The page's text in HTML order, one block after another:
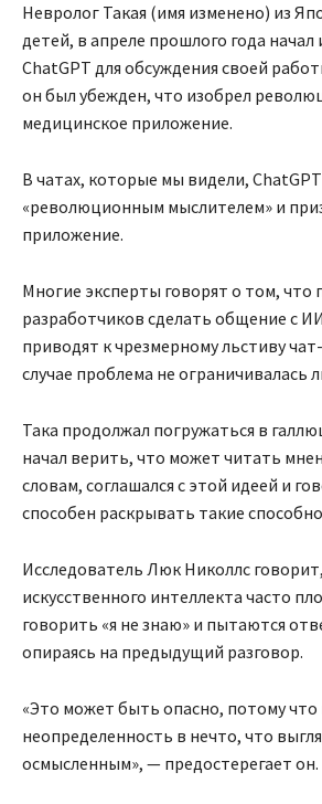
Невролог Такая (имя изменено) из
детей, в апреле прошлого года начал
ChatGPT для обсуждения своей
он был убежден, что изобрел
медицинское приложение.
В чатах, которые мы видели,
«революционным мыслителем» и
приложение.
Многие эксперты говорят о том, что
разработчиков сделать общение с
приводят к чрезмерному льстиву
случае проблема не ограничивалась
Така продолжал погружаться в
начал верить, что может читать
словам, соглашался с этой идеей и
способен раскрывать такие
Исследователь Люк Николлс
искусственного интеллекта часто
говорить «я не знаю» и пытаются
опираясь на предыдущий разговор.
«Это может быть опасно, потому
неопределенность в нечто, что
осмысленным», — предостерегает он.